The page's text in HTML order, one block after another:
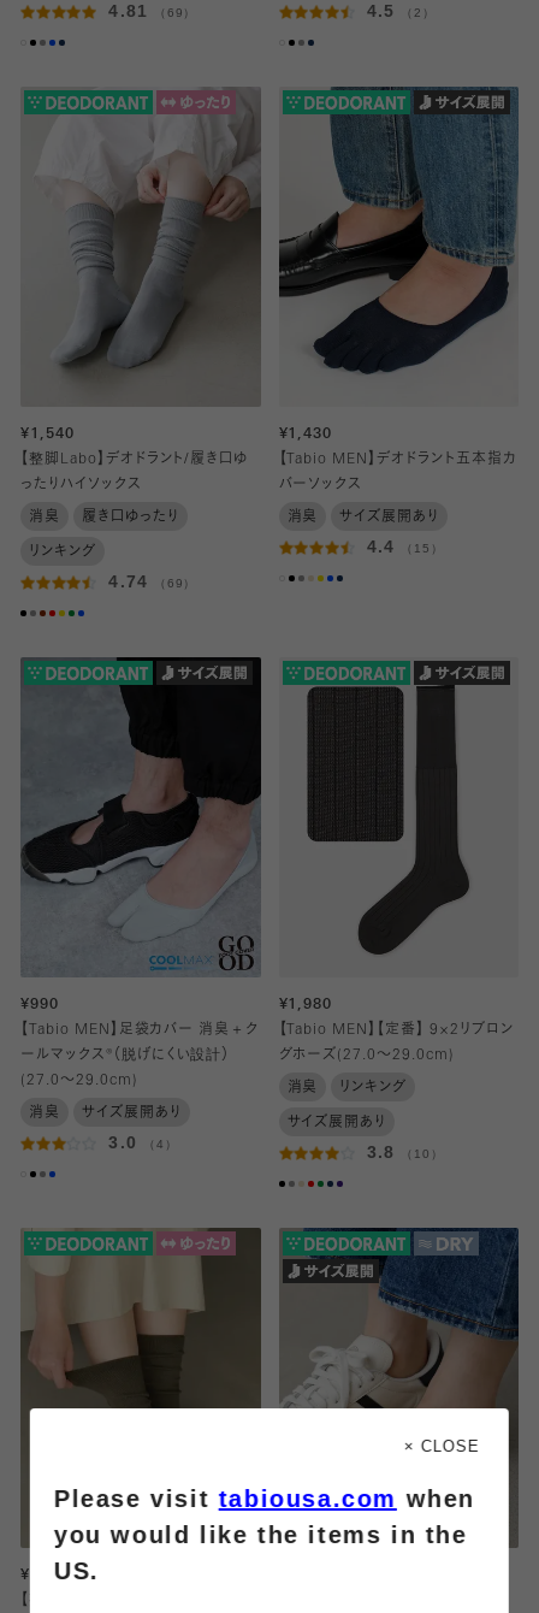
4.81 （69） 4.5 （2）
¥1,540
【整脚Labo】デオドラント/履き口ゆ
ったりハイソックス
消臭 履き口ゆったり
リンキング
4.74 （69）
¥1,430
【Tabio MEN】デオドラント五本指カ
バーソックス
消臭 サイズ展開あり
4.4 （15）
¥990
【Tabio MEN】足袋カバー 消臭＋ク
ールマックス®（脱げにくい設計）
(27.0～29.0cm)
消臭 サイズ展開あり
3.0 （4）
¥1,980
【Tabio MEN】【定番】 9×2リブロン
グホーズ(27.0～29.0cm)
消臭 リンキング
サイズ展開あり
3.8 （10）
¥1,320
【整脚Labo】デオドラント/履き口ゆ
× CLOSE
Please visittabiousa.com when
you would like the items in the
US.